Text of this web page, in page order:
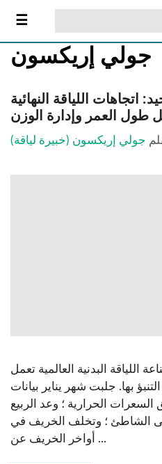
جولي إريكسون
اتجاهات اللياقة النهائية
جولي إريكسون (خبيرة لياقة)
اللياقة البدنية العالمية تعمل
بها. جلبت شهر يناير بيانات
الحرارية ؛ وعد الربيع
الشاطئ ؛ وتخلف الخريف في
أواخر الخريف عن ...